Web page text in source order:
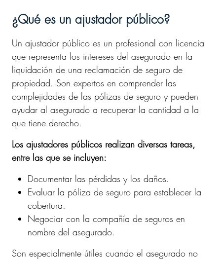
¿Qué es un ajustador público?
Un ajustador público es un profesional con licencia
que representa los intereses del asegurado en la
liquidación de una reclamación de seguro de
propiedad. Son expertos en comprender las
complejidades de las pólizas de seguro y pueden
ayudar al asegurado a recuperar la cantidad a la
que tiene derecho.
Los ajustadores públicos realizan diversas tareas,
entre las que se incluyen:
Documentar las pérdidas y los daños.
Evaluar la póliza de seguro para establecer la
cobertura.
Negociar con la compañía de seguros en
nombre del asegurado.
Son especialmente útiles cuando el asegurado no